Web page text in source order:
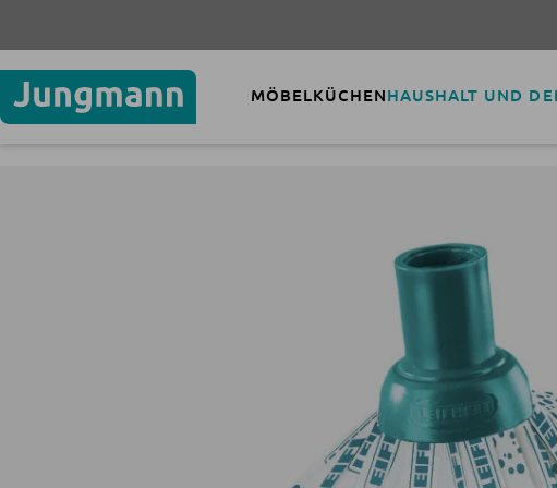
MÖBELKÜCHENHAUSHALT UND